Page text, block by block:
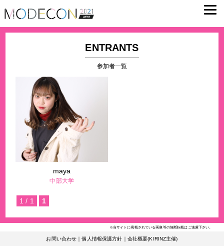
ENTRANTS
参加者一覧
maya
中部大学
1 / 1 1
※当サイトに掲載されている画像等の無断転載はご遠慮下さい。
お問い合わせ ｜個人情報保護方針 会社概要(KIRINZ主催)